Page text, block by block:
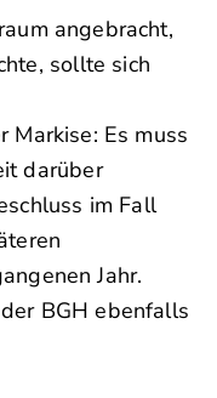
angebracht,
sollte sich
Es muss
darüber
im Fall
Jahr.
BGH ebenfalls